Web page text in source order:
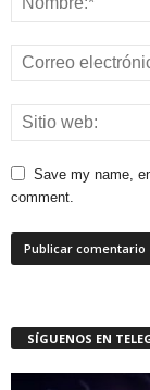
Save my name,
comment.
SÍGUENOS EN